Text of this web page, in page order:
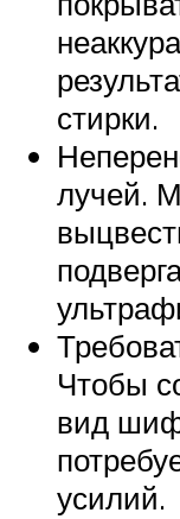
стирки.
лучей.
Чтобы
вид
усилий.